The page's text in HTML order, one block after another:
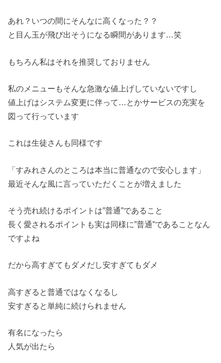
あれ？いつの間にそんなに高くなった？？
と目ん玉が飛び出そうになる瞬間があります…笑
もちろん私はそれを推奨しておりません
私のメニューもそんな急激な値上げしていないですし
値上げはシステム変更に伴って…とかサービスの充実を
図って行っています
これは生徒さんも同様です
「すみれさんのところは本当に普通なので安心します」
最近そんな風に言っていただくことが増えました
そう売れ続けるポイントは”普通”であること
長く愛されるポイントも実は同様に”普通”であることなん
ですよね
だから高すぎてもダメだし安すぎてもダメ
高すぎると普通ではなくなるし
安すぎると単純に続けられません
有名になったら
人気が出たら